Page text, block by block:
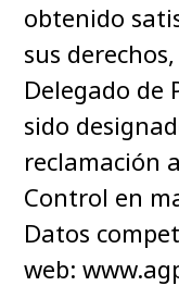
obtenido
sus
Delegado de
sido
reclamación
Control en
Datos
web: